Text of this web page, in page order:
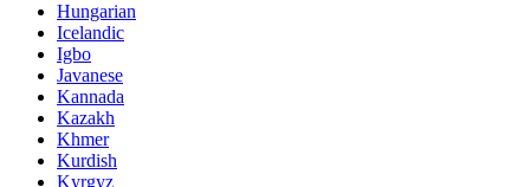
Hungarian
Icelandic
Igbo
Javanese
Kannada
Kazakh
Khmer
Kurdish
Kyrgyz